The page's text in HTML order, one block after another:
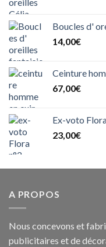
Boucles d'
14,00€
Ceinture
67,00€
Ex-voto
23,00€
A PROPOS
Nous concevons et
publicitaires et de